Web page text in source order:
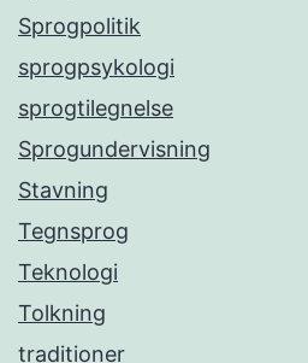
Sprogpolitik
sprogpsykologi
sprogtilegnelse
Sprogundervisning
Stavning
Tegnsprog
Teknologi
Tolkning
traditioner